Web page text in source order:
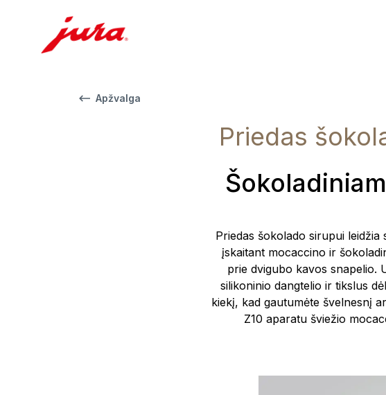
Apžvalga
Priedas
Priedas šokolado sirupui
įskaitant mocaccino ir
prie dvigubo kavos snapelio.
silikoninio dangtelio ir tikslus
kiekį, kad gautumėte švelnesnį
Z10 aparatu šviežio